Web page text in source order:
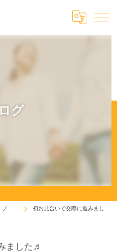
グ
ブログ 初お見合いで交際に進みました♬
ました♬